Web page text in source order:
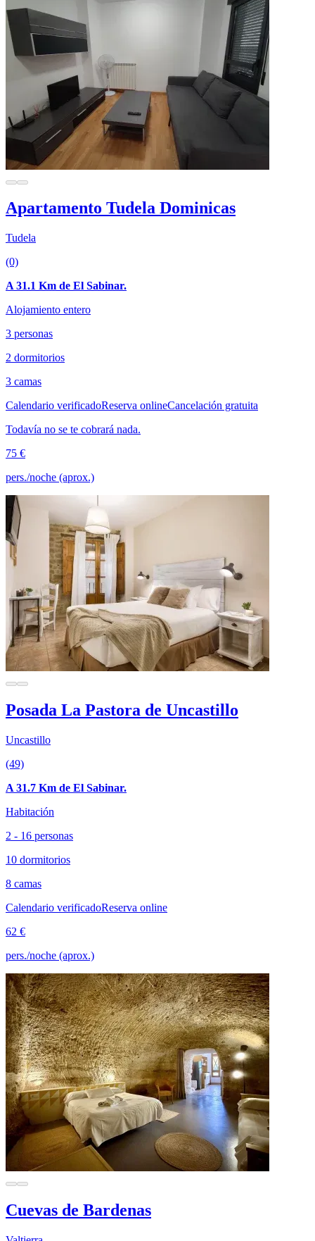
Apartamento Tudela Dominicas
Tudela
(0)
A 31.1 Km de El Sabinar.
Alojamiento entero
3 personas
2 dormitorios
3 camas
Calendario verificadoReserva onlineCancelación gratuita
Todavía no se te cobrará nada.
75 €
pers./noche (aprox.)
Posada La Pastora de Uncastillo
Uncastillo
(49)
A 31.7 Km de El Sabinar.
Habitación
2 - 16 personas
10 dormitorios
8 camas
Calendario verificadoReserva online
62 €
pers./noche (aprox.)
Cuevas de Bardenas